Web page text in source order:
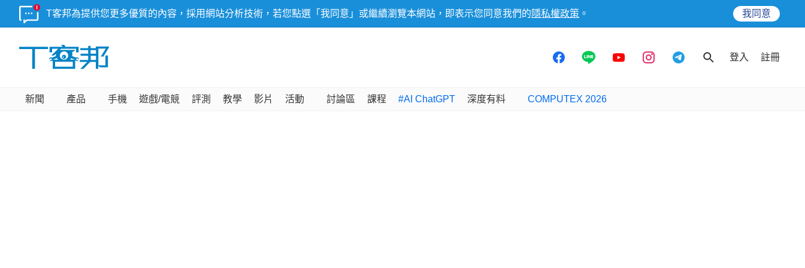
T客邦為提供您更多優質的內容，採用網站分析技術，若您點選「我同意」或繼續瀏覽本網站，即表示您同意我們的 隱私權政策 。 我同意
登入 註冊
新聞 產品 手機 遊戲/電競 評測 教學 影片 活動 討論區 課程 #AI ChatGPT 深度有料 COMPUTEX 2026